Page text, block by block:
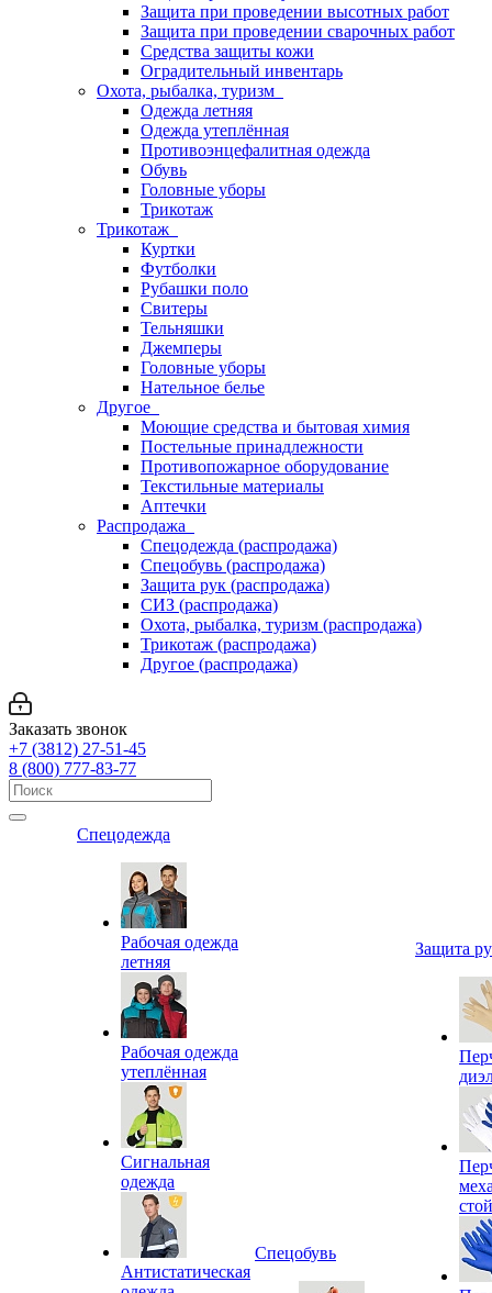
Защита при проведении высотных работ
Защита при проведении сварочных работ
Средства защиты кожи
Оградительный инвентарь
Охота, рыбалка, туризм
Одежда летняя
Одежда утеплённая
Противоэнцефалитная одежда
Обувь
Головные уборы
Трикотаж
Трикотаж
Куртки
Футболки
Рубашки поло
Свитеры
Тельняшки
Джемперы
Головные уборы
Нательное белье
Другое
Моющие средства и бытовая химия
Постельные принадлежности
Противопожарное оборудование
Текстильные материалы
Аптечки
Распродажа
Спецодежда (распродажа)
Спецобувь (распродажа)
Защита рук (распродажа)
СИЗ (распродажа)
Охота, рыбалка, туризм (распродажа)
Трикотаж (распродажа)
Другое (распродажа)
Заказать звонок
+7 (3812) 27-51-45
8 (800) 777-83-77
Спецодежда
Рабочая одежда
летняя
Рабочая одежда
утеплённая
Сигнальная
одежда
Антистатическая
Спецобувь
Защита